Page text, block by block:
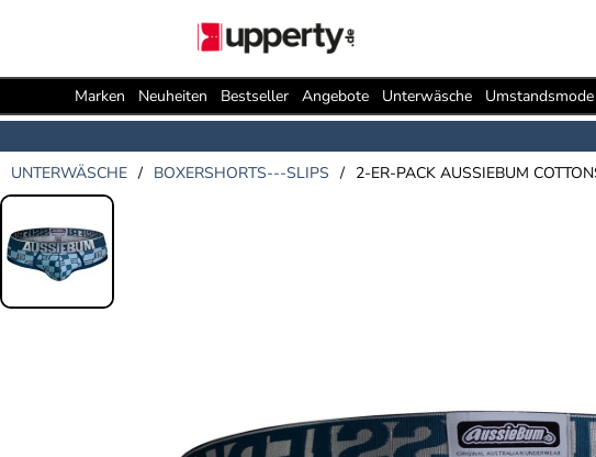
Marken Neuheiten Bestseller Angebote Unterwäsche Umstandsmode
UNTERWÄSCHE / BOXERSHORTS---SLIPS / 2-ER-PACK AUSSIEBUM